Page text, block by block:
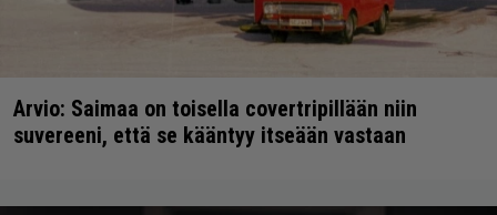
Arvio: Saimaa on toisella covertripillään niin
suvereeni, että se kääntyy itseään vastaan